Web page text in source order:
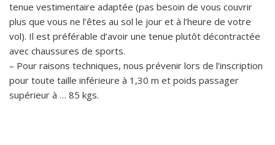
tenue vestimentaire adaptée (pas besoin de vous couvrir
plus que vous ne l’êtes au sol le jour et à l’heure de votre
vol). Il est préférable d’avoir une tenue plutôt décontractée
avec chaussures de sports.
– Pour raisons techniques, nous prévenir lors de l’inscription
pour toute taille inférieure à 1,30 m et poids passager
supérieur à … 85 kgs.